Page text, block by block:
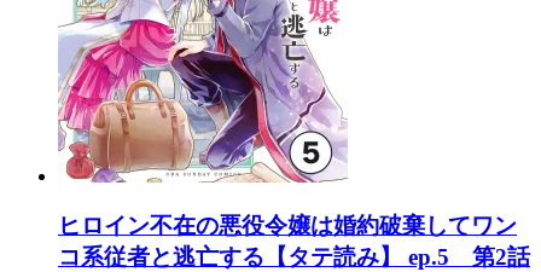
ヒロイン不在の悪役令嬢は婚約破棄してワン
コ系従者と逃亡する【タテ読み】 ep.5 第2話